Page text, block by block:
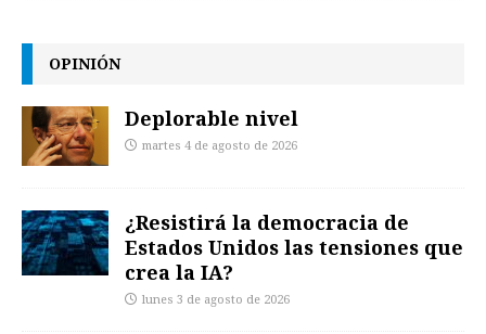
OPINIÓN
Deplorable nivel
martes 4 de agosto de 2026
¿Resistirá la democracia de
Estados Unidos las tensiones que
crea la IA?
lunes 3 de agosto de 2026